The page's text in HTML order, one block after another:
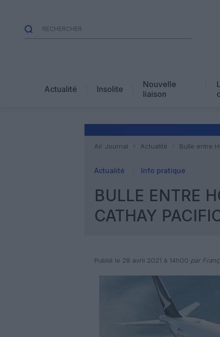
Actualité Insolite
Nouvelle
liaison
Air Journal Actualité Bulle entre
Actualité Info pratique
BULLE ENTRE
CATHAY
Publié le 28 avril 2021 à 14h00 par